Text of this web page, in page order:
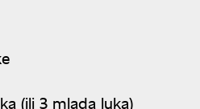
(ili 3 mlada luka)